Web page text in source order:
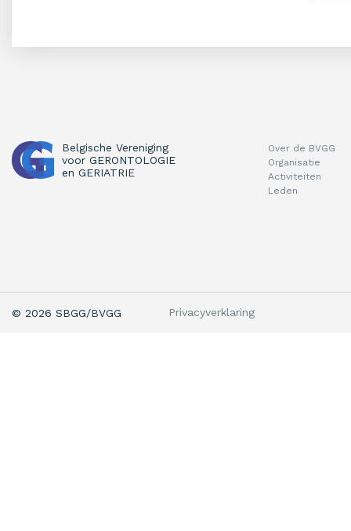
Belgische Vereniging
voor GERONTOLOGIE
en GERIATRIE
Over de BVGG
Organisatie
Activiteiten
Leden
© 2026 SBGG/BVGG Privacyverklaring